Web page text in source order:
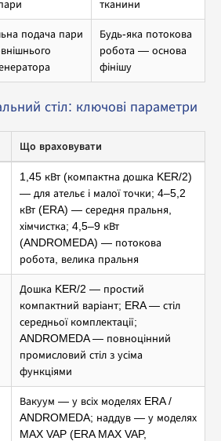
тканини
подача пари
Будь-яка потокова
робота — основа
фінішу
стіл: ключові параметри
Що враховувати
1,45 кВт (компактна дошка KER/2)
— для ательє і малої точки; 4–5,2
кВт (ERA) — середня пральня,
хімчистка; 4,5–9 кВт
(ANDROMEDA) — потокова
робота, велика пральня
Дошка KER/2 — простий
компактний варіант; ERA — стіл
середньої комплектації;
ANDROMEDA — повноцінний
промисловий стіл з усіма
функціями
Вакуум — у всіх моделях ERA /
ANDROMEDA; наддув — у моделях
MAX VAP (ERA MAX VAP,